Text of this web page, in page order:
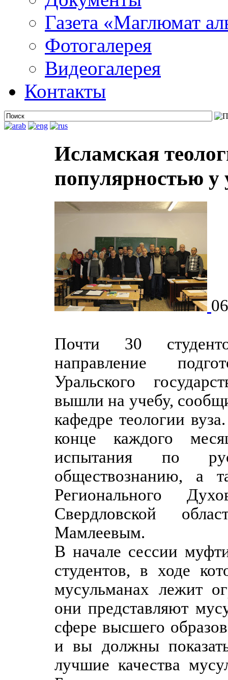
Газета «Маглюмат
Фотогалерея
Видеогалерея
Контакты
Исламская
популярностью у
Почти 30
направление
Уральского
вышли на учебу,
кафедре теологии
конце каждого
испытания по
обществознанию, а
Регионального
Свердловской
Мамлеевым.
В начале сессии
студентов, в ходе
мусульманах лежит
они представляют
сфере высшего
и вы должны
лучшие качества